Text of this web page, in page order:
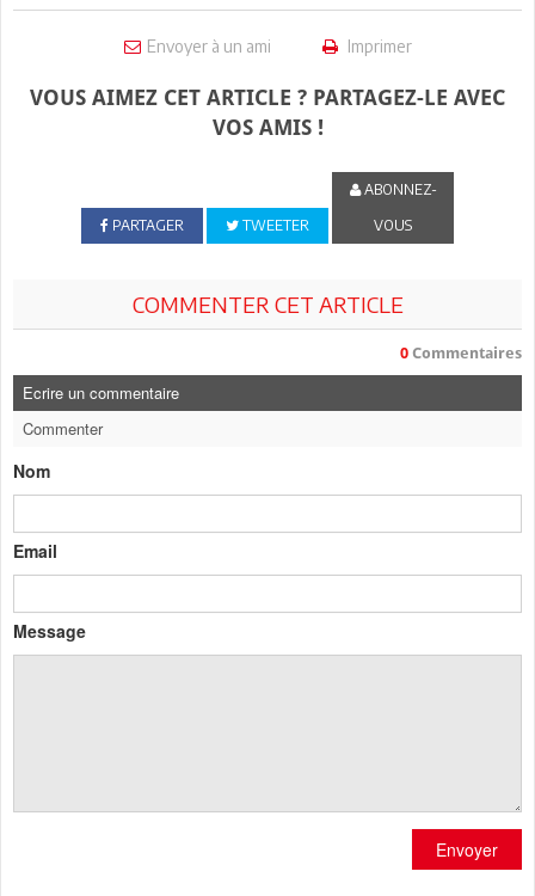
Envoyer à un ami Imprimer
VOUS AIMEZ CET ARTICLE ? PARTAGEZ-LE AVEC
VOS AMIS !
PARTAGER TWEETER
ABONNEZ-
VOUS
COMMENTER CET ARTICLE
0 Commentaires
Ecrire un commentaire
Commenter
Nom
Email
Message
Envoyer